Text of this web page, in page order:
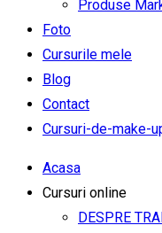
Produse
Foto
Cursurile mele
Blog
Contact
Cursuri-de-make-
Acasa
Cursuri online
DESPRE